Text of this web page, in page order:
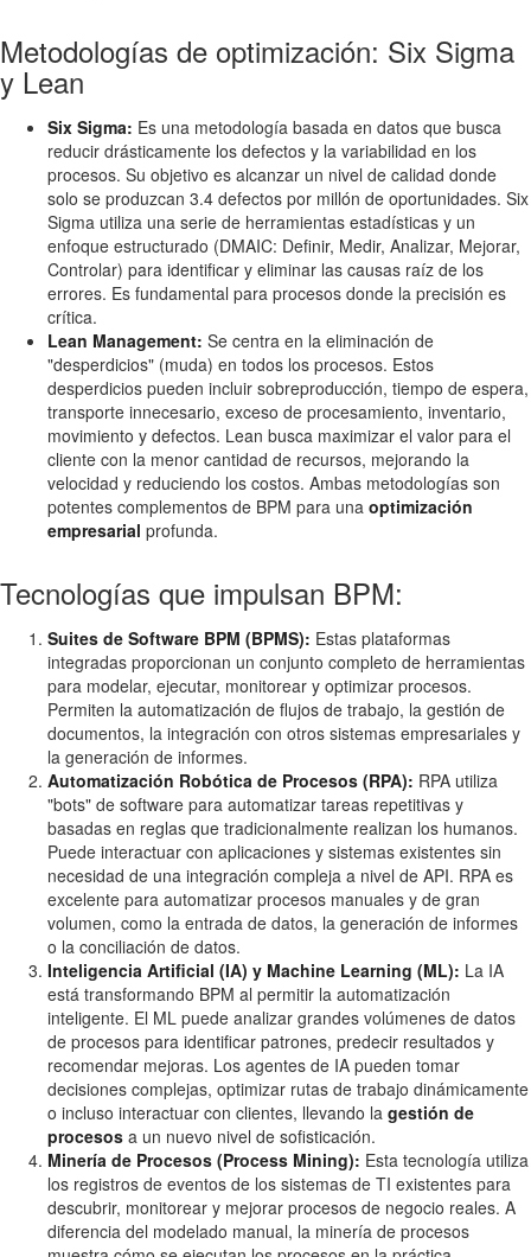
Metodologías de optimización: Six Sigma
y Lean
Six Sigma: Es una metodología basada en datos que busca
reducir drásticamente los defectos y la variabilidad en los
procesos. Su objetivo es alcanzar un nivel de calidad donde
solo se produzcan 3.4 defectos por millón de oportunidades. Six
Sigma utiliza una serie de herramientas estadísticas y un
enfoque estructurado (DMAIC: Definir, Medir, Analizar, Mejorar,
Controlar) para identificar y eliminar las causas raíz de los
errores. Es fundamental para procesos donde la precisión es
crítica.
Lean Management: Se centra en la eliminación de
"desperdicios" (muda) en todos los procesos. Estos
desperdicios pueden incluir sobreproducción, tiempo de espera,
transporte innecesario, exceso de procesamiento, inventario,
movimiento y defectos. Lean busca maximizar el valor para el
cliente con la menor cantidad de recursos, mejorando la
velocidad y reduciendo los costos. Ambas metodologías son
potentes complementos de BPM para una optimización
empresarial profunda.
Tecnologías que impulsan BPM:
Suites de Software BPM (BPMS): Estas plataformas
integradas proporcionan un conjunto completo de herramientas
para modelar, ejecutar, monitorear y optimizar procesos.
Permiten la automatización de flujos de trabajo, la gestión de
documentos, la integración con otros sistemas empresariales y
la generación de informes.
Automatización Robótica de Procesos (RPA): RPA utiliza
"bots" de software para automatizar tareas repetitivas y
basadas en reglas que tradicionalmente realizan los humanos.
Puede interactuar con aplicaciones y sistemas existentes sin
necesidad de una integración compleja a nivel de API. RPA es
excelente para automatizar procesos manuales y de gran
volumen, como la entrada de datos, la generación de informes
o la conciliación de datos.
Inteligencia Artificial (IA) y Machine Learning (ML): La IA
está transformando BPM al permitir la automatización
inteligente. El ML puede analizar grandes volúmenes de datos
de procesos para identificar patrones, predecir resultados y
recomendar mejoras. Los agentes de IA pueden tomar
decisiones complejas, optimizar rutas de trabajo dinámicamente
o incluso interactuar con clientes, llevando la gestión de
procesos a un nuevo nivel de sofisticación.
Minería de Procesos (Process Mining): Esta tecnología utiliza
los registros de eventos de los sistemas de TI existentes para
descubrir, monitorear y mejorar procesos de negocio reales. A
diferencia del modelado manual, la minería de procesos